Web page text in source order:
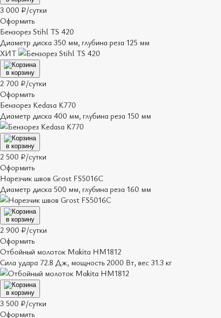
3 000 ₽/сутки
Оформить
Бензорез Stihl TS 420
Диаметр диска 350 мм, глубина реза 125 мм
ХИТ
в корзину
2 700 ₽/сутки
Оформить
Бензорез Kedasa K770
Диаметр диска 400 мм, глубина реза 150 мм
в корзину
2 500 ₽/сутки
Оформить
Нарезчик швов Grost FS5016C
Диаметр диска 500 мм, глубина реза 160 мм
в корзину
2 900 ₽/сутки
Оформить
Отбойный молоток Makita HM1812
Сила удара 72.8 Дж, мощность 2000 Вт, вес 31.3 кг
в корзину
3 500 ₽/сутки
Оформить